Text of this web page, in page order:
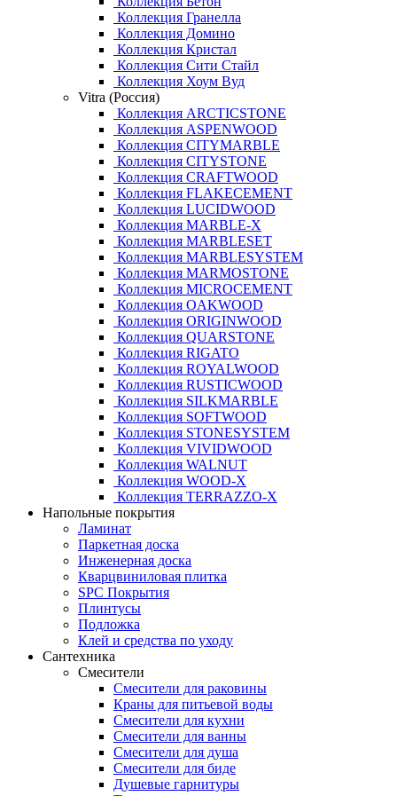
Коллекция Гранелла
Коллекция Домино
Коллекция Кристал
Коллекция Сити Стайл
Коллекция Хоум Вуд
Vitra (Россия)
Коллекция ARCTICSTONE
Коллекция ASPENWOOD
Коллекция CITYMARBLE
Коллекция CITYSTONE
Коллекция CRAFTWOOD
Коллекция FLAKECEMENT
Коллекция LUCIDWOOD
Коллекция MARBLE-X
Коллекция MARBLESET
Коллекция MARBLESYSTEM
Коллекция MARMOSTONE
Коллекция MICROCEMENT
Коллекция OAKWOOD
Коллекция ORIGINWOOD
Коллекция QUARSTONE
Коллекция RIGATO
Коллекция ROYALWOOD
Коллекция RUSTICWOOD
Коллекция SILKMARBLE
Коллекция SOFTWOOD
Коллекция STONESYSTEM
Коллекция VIVIDWOOD
Коллекция WALNUT
Коллекция WOOD-X
Коллекция ТЕRRАZZO-X
Напольные покрытия
Ламинат
Паркетная доска
Инженерная доска
Кварцвиниловая плитка
SPC Покрытия
Плинтусы
Подложка
Клей и средства по уходу
Сантехника
Смесители
Смесители для раковины
Краны для питьевой воды
Смесители для кухни
Смесители для ванны
Смесители для душа
Смесители для биде
Душевые гарнитуры